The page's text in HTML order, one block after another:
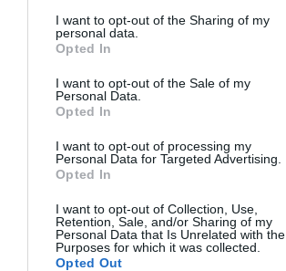
I want to opt-out of the Sharing of my
personal data.
Opted In
I want to opt-out of the Sale of my
Personal Data.
Opted In
I want to opt-out of processing my
Personal Data for Targeted Advertising.
Opted In
I want to opt-out of Collection, Use,
Retention, Sale, and/or Sharing of my
Personal Data that Is Unrelated with the
Purposes for which it was collected.
Opted Out